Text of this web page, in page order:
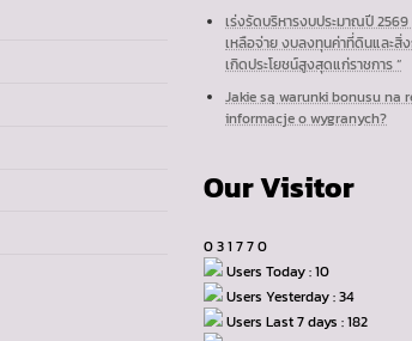
เร่งรัดบริหารงบประมาณปี
เหลือจ่าย งบลงทุนค่าที่ดินและสิ่
เกิดประโยชน์สูงสุดแก่ราชการ “
Jakie są warunki bonusu na
informacje o wygranych?
Our Visitor
031 770
Users Today : 10
Users Yesterday : 34
Users Last 7 days : 182